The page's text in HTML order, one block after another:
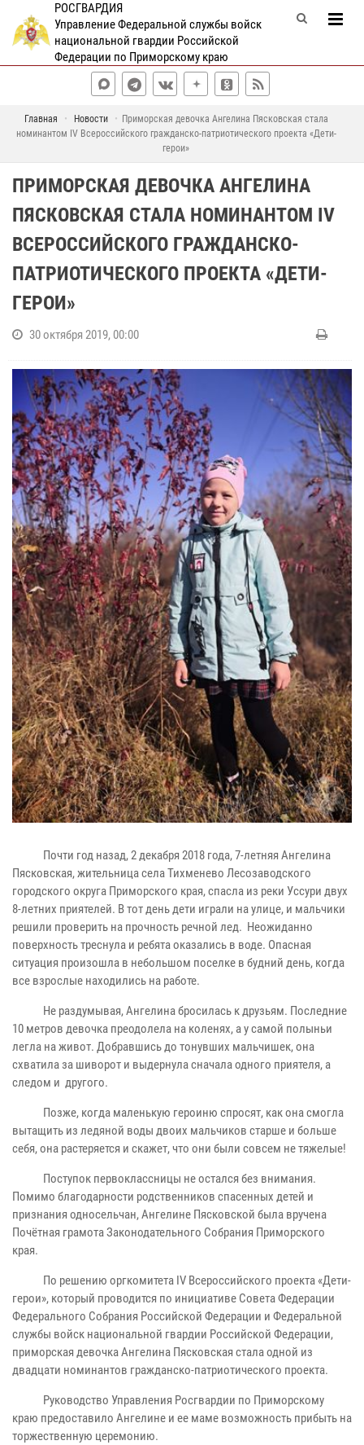
РОСГВАРДИЯ
Управление Федеральной службы войск
национальной гвардии Российской
Федерации по Приморскому краю
Главная Новости
Приморская девочка Ангелина Пясковская стала
номинантом IV Всероссийского гражданско-патриотического проекта «Дети-
герои»
ПРИМОРСКАЯ ДЕВОЧКА АНГЕЛИНА
ПЯСКОВСКАЯ СТАЛА НОМИНАНТОМ IV
ВСЕРОССИЙСКОГО ГРАЖДАНСКО-
ПАТРИОТИЧЕСКОГО ПРОЕКТА «ДЕТИ-
ГЕРОИ»
30 октября 2019, 00:00
Почти год назад, 2 декабря 2018 года, 7-летняя Ангелина
Пясковская, жительница села Тихменево Лесозаводского
городского округа Приморского края, спасла из реки Уссури двух
8-летних приятелей. В тот день дети играли на улице, и мальчики
решили проверить на прочность речной лед. Неожиданно
поверхность треснула и ребята оказались в воде. Опасная
ситуация произошла в небольшом поселке в будний день, когда
все взрослые находились на работе.
Не раздумывая, Ангелина бросилась к друзьям. Последние
10 метров девочка преодолела на коленях, а у самой полыньи
легла на живот. Добравшись до тонувших мальчишек, она
схватила за шиворот и выдернула сначала одного приятеля, а
следом и другого.
Позже, когда маленькую героиню спросят, как она смогла
вытащить из ледяной воды двоих мальчиков старше и больше
себя, она растеряется и скажет, что они были совсем не тяжелые!
Поступок первоклассницы не остался без внимания.
Помимо благодарности родственников спасенных детей и
признания односельчан, Ангелине Пясковской была вручена
Почётная грамота Законодательного Собрания Приморского
края.
По решению оргкомитета IV Всероссийского проекта «Дети-
герои», который проводится по инициативе Совета Федерации
Федерального Собрания Российской Федерации и Федеральной
службы войск национальной гвардии Российской Федерации,
приморская девочка Ангелина Пясковская стала одной из
двадцати номинантов гражданско-патриотического проекта.
Руководство Управления Росгвардии по Приморскому
краю предоставило Ангелине и ее маме возможность прибыть на
торжественную церемонию.